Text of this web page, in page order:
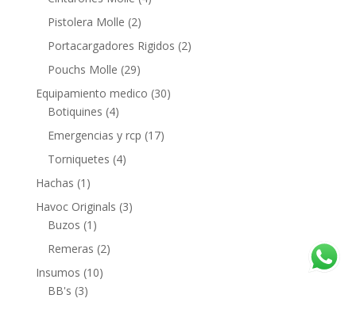
Pistolera Molle (2)
Portacargadores Rigidos (2)
Pouchs Molle (29)
Equipamiento medico (30)
Botiquines (4)
Emergencias y rcp (17)
Torniquetes (4)
Hachas (1)
Havoc Originals (3)
Buzos (1)
Remeras (2)
Insumos (10)
BB's (3)